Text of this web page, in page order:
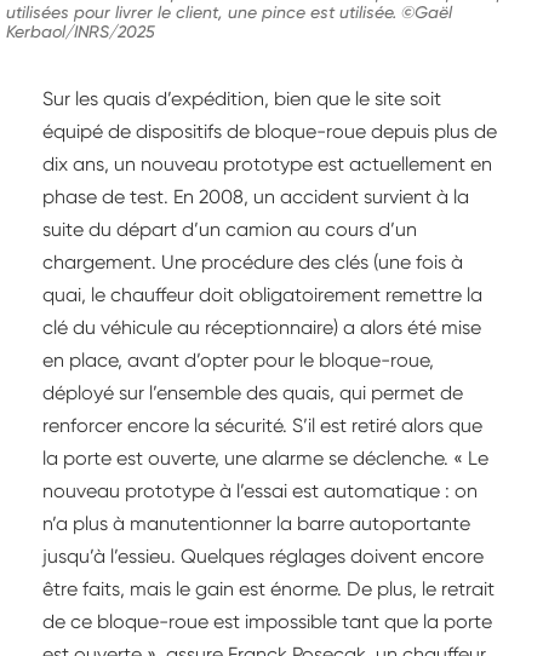
utilisées pour livrer le client, une pince est utilisée. ©Gaël
Kerbaol/INRS/2025
Sur les quais d’expédition, bien que le site soit
équipé de dispositifs de bloque-roue depuis plus de
dix ans, un nouveau prototype est actuellement en
phase de test. En 2008, un accident survient à la
suite du départ d’un camion au cours d’un
chargement. Une procédure des clés (une fois à
quai, le chauffeur doit obligatoirement remettre la
clé du véhicule au réceptionnaire) a alors été mise
en place, avant d’opter pour le bloque-roue,
déployé sur l’ensemble des quais, qui permet de
renforcer encore la sécurité. S’il est retiré alors que
la porte est ouverte, une alarme se déclenche. « Le
nouveau prototype à l’essai est automatique : on
n’a plus à manutentionner la barre autoportante
jusqu’à l’essieu. Quelques réglages doivent encore
être faits, mais le gain est énorme. De plus, le retrait
de ce bloque-roue est impossible tant que la porte